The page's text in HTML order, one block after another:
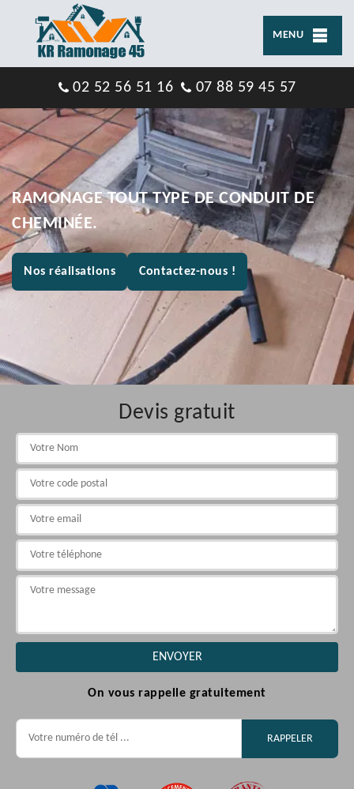
MENU
02 52 56 51 16 07 88 59 45 57
RAMONAGE TOUT TYPE DE CONDUIT DE
CHEMINÉE.
Nos réalisations Contactez-nous !
Devis gratuit
On vous rappelle gratuitement